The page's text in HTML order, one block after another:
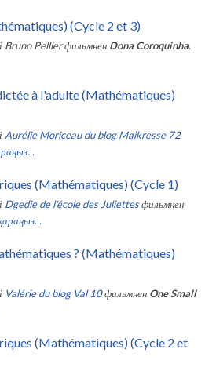
(Cycle 2 et 3)
Bruno Pellierфильмнен Dona Coroquinha.
à l'adulte (Mathématiques)
Aurélie Moriceau du blog Maikresse 72
(Mathématiques) (Cycle 1)
Dgedie de l'école des Juliettesфильмнен
? (Mathématiques)
Valérie du blog Val 10фильмнен One Small
(Mathématiques) (Cycle 2 et